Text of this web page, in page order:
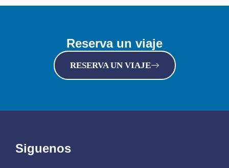
Reserva un viaje
RESERVA UN VIAJE
Siguenos